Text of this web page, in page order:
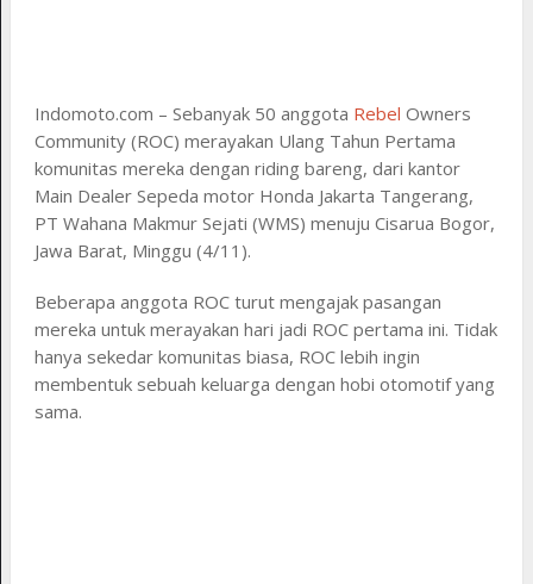
Indomoto.com – Sebanyak 50 anggota Rebel Owners
Community (ROC) merayakan Ulang Tahun Pertama
komunitas mereka dengan riding bareng, dari kantor
Main Dealer Sepeda motor Honda Jakarta Tangerang,
PT Wahana Makmur Sejati (WMS) menuju Cisarua Bogor,
Jawa Barat, Minggu (4/11).
Beberapa anggota ROC turut mengajak pasangan
mereka untuk merayakan hari jadi ROC pertama ini. Tidak
hanya sekedar komunitas biasa, ROC lebih ingin
membentuk sebuah keluarga dengan hobi otomotif yang
sama.